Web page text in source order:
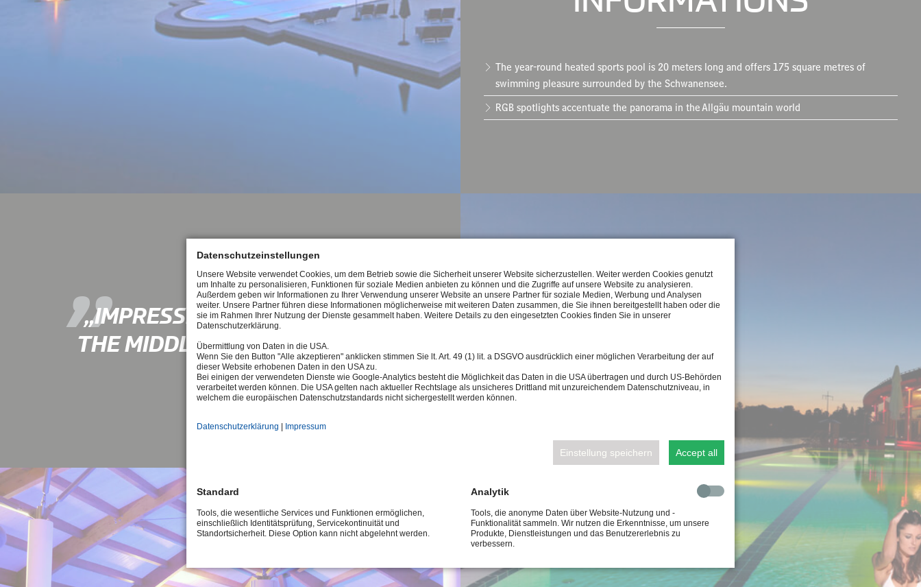
The year-round heated sports pool is 20 meters long and offers 175 square metres of
swimming pleasure surrounded by the Schwanensee.
RGB spotlights accentuate the panorama in the Allgäu mountain world
IMPRESSIVE PANORAMA IN
THE MIDDLE OF SCHWANSEE
Datenschutzeinstellungen
Unsere Website verwendet Cookies, um dem Betrieb sowie die Sicherheit unserer Website sicherzustellen. Weiter werden Cookies genutzt
um Inhalte zu personalisieren, Funktionen für soziale Medien anbieten zu können und die Zugriffe auf unsere Website zu analysieren.
Außerdem geben wir Informationen zu Ihrer Verwendung unserer Website an unsere Partner für soziale Medien, Werbung und Analysen
weiter. Unsere Partner führen diese Informationen möglicherweise mit weiteren Daten zusammen, die Sie ihnen bereitgestellt haben oder die
sie im Rahmen Ihrer Nutzung der Dienste gesammelt haben. Weitere Details zu den eingesetzten Cookies finden Sie in unserer
Datenschutzerklärung.
Übermittlung von Daten in die USA.
Wenn Sie den Button "Alle akzeptieren" anklicken stimmen Sie lt. Art. 49 (1) lit. a DSGVO ausdrücklich einer möglichen Verarbeitung der auf
dieser Website erhobenen Daten in den USA zu.
Bei einigen der verwendeten Dienste wie Google-Analytics besteht die Möglichkeit das Daten in die USA übertragen und durch US-Behörden
verarbeitet werden können. Die USA gelten nach aktueller Rechtslage als unsicheres Drittland mit unzureichendem Datenschutzniveau, in
welchem die europäischen Datenschutzstandards nicht sichergestellt werden können.
Datenschutzerklärung Impressum
Einstellung speichern Accept all
Standard
Tools, die wesentliche Services und Funktionen ermöglichen,
einschließlich Identitätsprüfung, Servicekontinuität und
Standortsicherheit. Diese Option kann nicht abgelehnt werden.
Analytik
Tools, die anonyme Daten über Website-Nutzung und -
Funktionalität sammeln. Wir nutzen die Erkenntnisse, um unsere
Produkte, Dienstleistungen und das Benutzererlebnis zu
verbessern.